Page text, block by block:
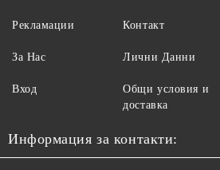
Рекламации
За Нас
Вход
Контакт
Лични Данни
Общи условия и
доставка
Информация за контакти: